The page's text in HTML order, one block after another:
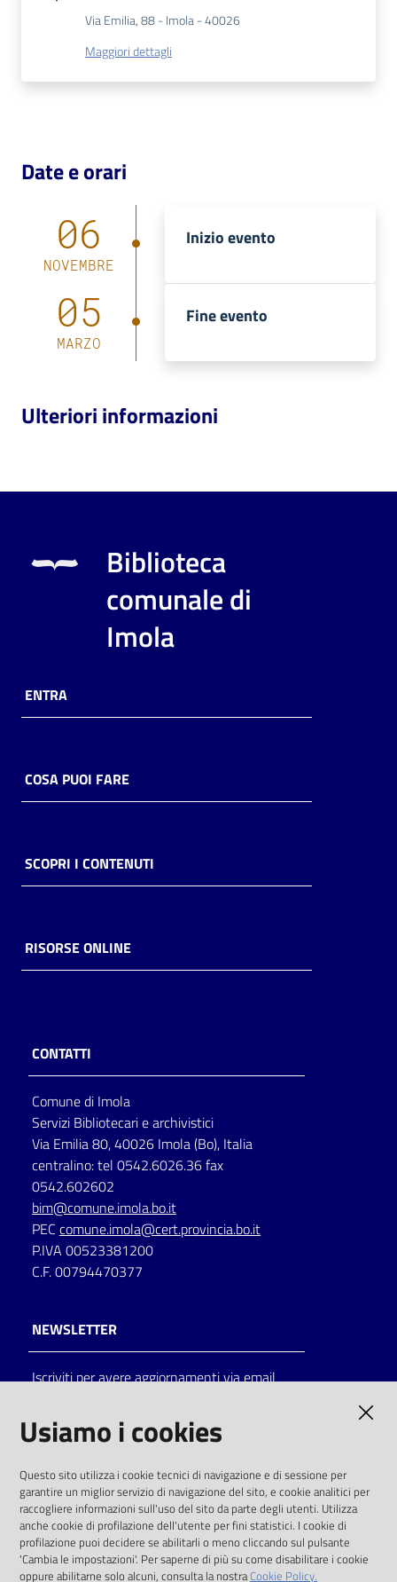
Via Emilia, 88 - Imola - 40026
Maggiori dettagli
Date e orari
06
NOVEMBRE
Inizio evento
05
MARZO
Fine evento
Ulteriori informazioni
Biblioteca
comunale di
Imola
ENTRA
COSA PUOI FARE
SCOPRI I CONTENUTI
RISORSE ONLINE
CONTATTI
Comune di Imola
Servizi Bibliotecari e archivistici
Via Emilia 80, 40026 Imola (Bo), Italia
centralino: tel 0542.6026.36 fax
0542.602602
bim@comune.imola.bo.it
PEC comune.imola@cert.provincia.bo.it
P.IVA 00523381200
C.F. 00794470377
NEWSLETTER
Iscriviti per avere aggiornamenti via email
solo alle condizioni previste dalla direttiva
comunitaria 2003/98/CE e dal d.lgs. 36/2006
SOCIAL
Usiamo i cookies
Questo sito utilizza i cookie tecnici di navigazione e di sessione per
garantire un miglior servizio di navigazione del sito, e cookie analitici per
raccogliere informazioni sull'uso del sito da parte degli utenti. Utilizza
anche cookie di profilazione dell'utente per fini statistici. I cookie di
profilazione puoi decidere se abilitarli o meno cliccando sul pulsante
'Cambia le impostazioni'. Per saperne di più su come disabilitare i cookie
oppure abilitarne solo alcuni, consulta la nostraCookie Policy.